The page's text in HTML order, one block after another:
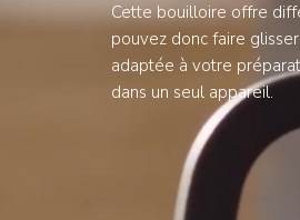
Cette bouilloire offre
pouvez donc faire
adaptée à votre
dans un seul appareil.